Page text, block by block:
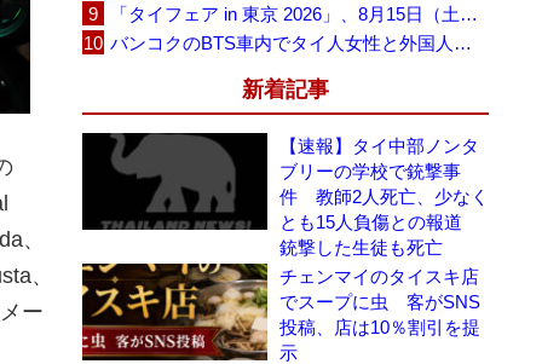
、
、
ー
「タイフェア in 東京 2026」、8月15日（土）・16日（日）に代々木公園で開催
バンコクのBTS車内でタイ人女性と外国人学生グループが口論、騒音めぐる動画が拡散
新着記事
【速報】タイ中部ノンタ
ブリーの学校で銃撃事
件 教師2人死亡、少なく
とも15人負傷との報道
銃撃した生徒も死亡
チェンマイのタイスキ店
でスープに虫 客がSNS
投稿、店は10％割引を提
示